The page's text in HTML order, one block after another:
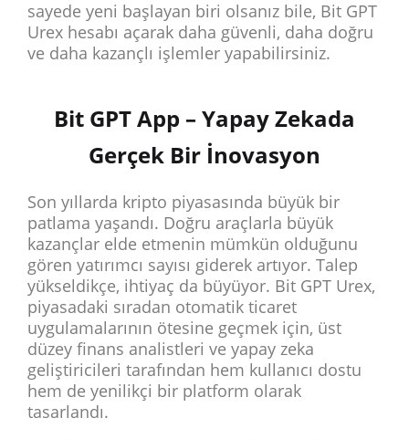
sayede yeni başlayan biri olsanız bile, Bit GPT
Urex hesabı açarak daha güvenli, daha doğru
ve daha kazançlı işlemler yapabilirsiniz.
Bit GPT App – Yapay Zekada
Gerçek Bir İnovasyon
Son yıllarda kripto piyasasında büyük bir
patlama yaşandı. Doğru araçlarla büyük
kazançlar elde etmenin mümkün olduğunu
gören yatırımcı sayısı giderek artıyor. Talep
yükseldikçe, ihtiyaç da büyüyor. Bit GPT Urex,
piyasadaki sıradan otomatik ticaret
uygulamalarının ötesine geçmek için, üst
düzey finans analistleri ve yapay zeka
geliştiricileri tarafından hem kullanıcı dostu
hem de yenilikçi bir platform olarak
tasarlandı.